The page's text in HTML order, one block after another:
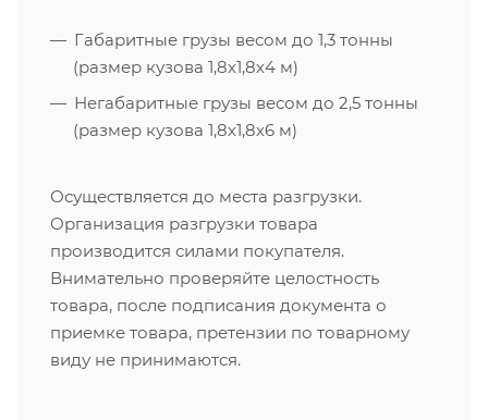
Габаритные грузы весом до 1,3 тонны
(размер кузова 1,8х1,8х4 м)
Негабаритные грузы весом до 2,5 тонны
(размер кузова 1,8х1,8х6 м)
Осуществляется до места разгрузки.
Организация разгрузки товара
производится силами покупателя.
Внимательно проверяйте целостность
товара, после подписания документа о
приемке товара, претензии по товарному
виду не принимаются.